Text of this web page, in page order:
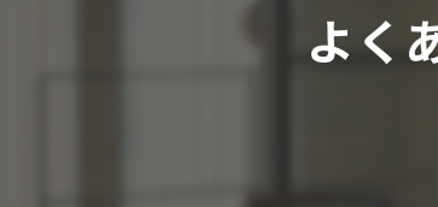
よく